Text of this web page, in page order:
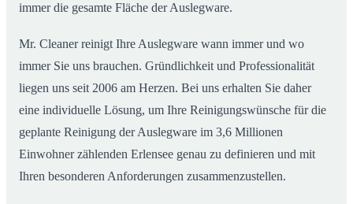
immer die gesamte Fläche der Auslegware.
Mr. Cleaner reinigt Ihre Auslegware wann immer und wo
immer Sie uns brauchen. Gründlichkeit und Professionalität
liegen uns seit 2006 am Herzen. Bei uns erhalten Sie daher
eine individuelle Lösung, um Ihre Reinigungswünsche für die
geplante Reinigung der Auslegware im 3,6 Millionen
Einwohner zählenden Erlensee genau zu definieren und mit
Ihren besonderen Anforderungen zusammenzustellen.